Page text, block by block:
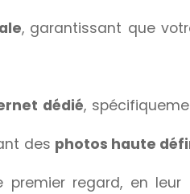
, garantissant que
dédié,
des photos haute
regard, en leur